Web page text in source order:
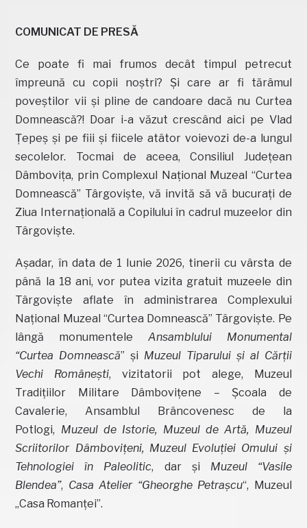
COMUNICAT DE PRESĂ
Ce poate fi mai frumos decât timpul petrecut
împreună cu copii noștri? Și care ar fi tărâmul
poveștilor vii și pline de candoare dacă nu Curtea
Domnească?! Doar i-a văzut crescând aici pe Vlad
Țepeș și pe fiii și fiicele atâtor voievozi de-a lungul
secolelor. Tocmai de aceea, Consiliul Judeţean
Dâmboviţa, prin Complexul Național Muzeal “Curtea
Domnească” Târgoviște, vă invită să vă bucurați de
Ziua Internaţională a Copilului în cadrul muzeelor din
Târgoviște.
Așadar, în data de 1 Iunie 2026, tinerii cu vârsta de
până la 18 ani, vor putea vizita gratuit muzeele din
Târgovişte aflate în administrarea Complexului
Național Muzeal “Curtea Domnească” Târgoviște. Pe
lângă monumentele Ansamblului Monumental
“Curtea Domnească” și Muzeul Tiparului și al Cărții
Vechi Românești, vizitatorii pot alege, Muzeul
Tradițiilor Militare Dâmbovițene – Școala de
Cavalerie, Ansamblul Brâncovenesc de la
Potlogi, Muzeul de Istorie, Muzeul de Artă, Muzeul
Scriitorilor Dâmbovițeni, Muzeul Evoluției Omului și
Tehnologiei în Paleolitic, dar și Muzeul “Vasile
Blendea”, Casa Atelier “Gheorghe Petrașcu“, Muzeul
„Casa Romanţei”.